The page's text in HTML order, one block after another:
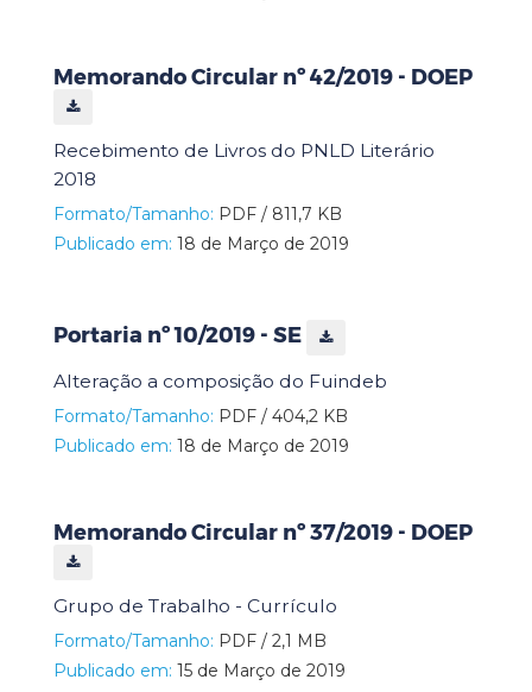
Memorando Circular nº 42/2019 - DOEP
Recebimento de Livros do PNLD Literário
2018
Formato/Tamanho: PDF / 811,7 KB
Publicado em: 18 de Março de 2019
Portaria nº 10/2019 - SE
Alteração a composição do Fuindeb
Formato/Tamanho: PDF / 404,2 KB
Publicado em: 18 de Março de 2019
Memorando Circular nº 37/2019 - DOEP
Grupo de Trabalho - Currículo
Formato/Tamanho: PDF / 2,1 MB
Publicado em: 15 de Março de 2019